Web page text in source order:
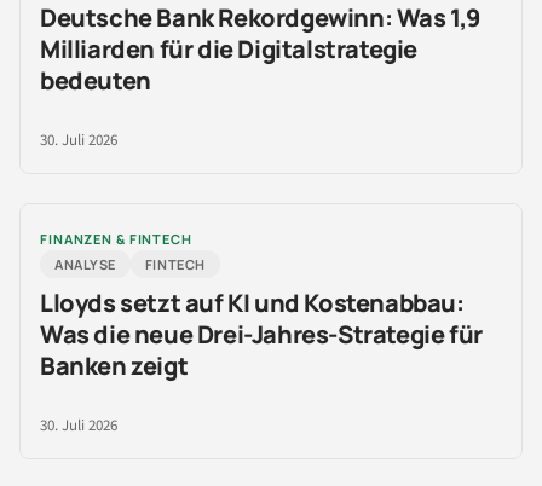
Deutsche Bank Rekordgewinn: Was 1,9
Milliarden für die Digitalstrategie
bedeuten
30. Juli 2026
FINANZEN & FINTECH
ANALYSE
FINTECH
Lloyds setzt auf KI und Kostenabbau:
Was die neue Drei-Jahres-Strategie für
Banken zeigt
30. Juli 2026